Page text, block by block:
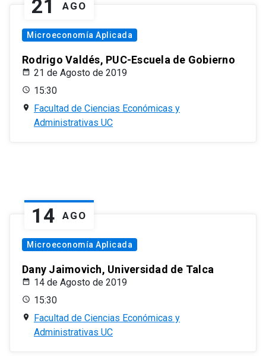
21 AGO
Microeconomía Aplicada
Rodrigo Valdés, PUC-Escuela de Gobierno
21 de Agosto de 2019
15:30
Facultad de Ciencias Económicas y
Administrativas UC
14 AGO
Microeconomía Aplicada
Dany Jaimovich, Universidad de Talca
14 de Agosto de 2019
15:30
Facultad de Ciencias Económicas y
Administrativas UC